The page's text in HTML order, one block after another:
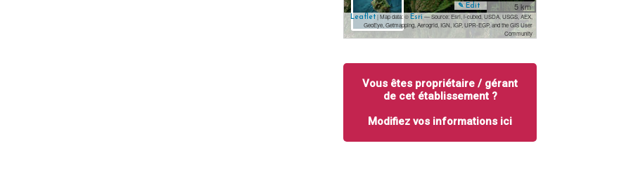
5 km
✎ Edit
Leaflet| Map data: © Esri— Source: Esri, i-cubed, USDA, USGS, AEX,
GeoEye, Getmapping, Aerogrid, IGN, IGP, UPR-EGP, and the GIS User
Community
Vous êtes propriétaire / gérant
de cet établissement ?
Modifiez vos informations ici